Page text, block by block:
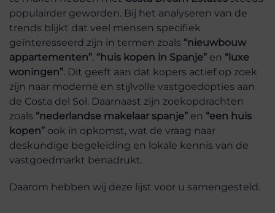
populairder geworden. Bij het analyseren van de
trends blijkt dat veel mensen specifiek
geïnteresseerd zijn in termen zoals “nieuwbouw
appartementen”, “huis kopen in Spanje” en “luxe
woningen”. Dit geeft aan dat kopers actief op zoek
zijn naar moderne en stijlvolle vastgoedopties aan
de Costa del Sol. Daarnaast zijn zoekopdrachten
zoals “nederlandse makelaar spanje” en “een huis
kopen” ook in opkomst, wat de vraag naar
deskundige begeleiding en lokale kennis van de
vastgoedmarkt benadrukt.
Daarom hebben wij deze lijst voor u samengesteld.